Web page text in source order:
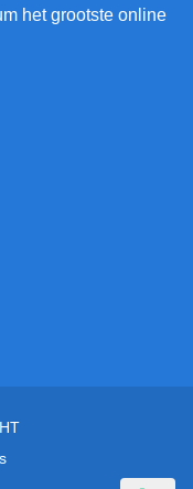
het grootste online